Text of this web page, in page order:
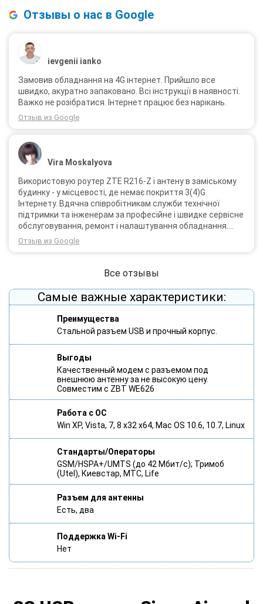
Отзывы о нас в Google
ievgenii ianko
Замовив обладнання на 4G інтернет. Прийшло все
швидко, акуратно запаковано. Всі інструкції в наявності.
Важко не розібратися. Інтернет працює без нарікань.
Отзыв из Google
Vira Moskalyova
Використовую роутер ZTE R216-Z і антену в заміському
будинку - у місцевості, де немає покриття 3(4)G
Інтернету. Вдячна співробітникам служби технічної
підтримки та інженерам за професійне і швидке сервісне
обслуговування, ремонт і налаштування обладнання.
Через 3 роки після покупки я не шкодую про прийняте
тоді рішення придбати обладнання в компанії 3G star
Отзыв из Google
Все отзывы
Самые важные характеристики:
Преимущества
Стальной разъем USB и прочный корпус.
Выгоды
Качественный модем с разъемом под
внешнюю антенну за не высокую цену.
Совместим с ZBT WE626
Работа с ОС
Win XP, Vista, 7, 8 x32 x64, Mac OS 10.6, 10.7, Linux
Стандарты/Операторы
GSM/HSPA+/UMTS (до 42 Мбит/с); Тримоб
(Utel), Киевстар, МТС, Life
Разъем для антенны
Есть, два
Поддержка Wi-Fi
Нет